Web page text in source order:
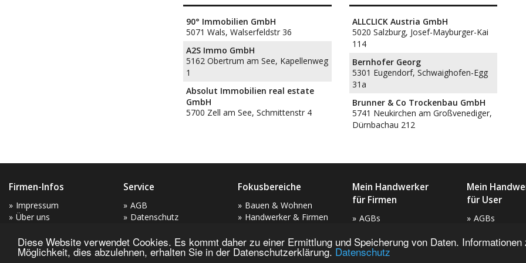
Diese Website verwendet Cookies. Es kommt daher zu einer Ermittlung und Speicherung von Daten.
Möglichkeit, dies abzulehnen, erhalten Sie in der Datenschutzerklärung. Datenschutz
90° Immobilien GmbH
5071 Wals, Walserfeldstr 36
A2S Immo GmbH
5162 Obertrum am See, Kapellenweg
1
Absolut Immobilien real estate
GmbH
5700 Zell am See, Schmittenstr 4
ALLCLICK Austria GmbH
5020 Salzburg, Josef-Mayburger-Kai
114
Bernhofer Georg
5301 Eugendorf, Schwaighofen-Egg
31a
Brunner & Co Trockenbau GmbH
5741 Neukirchen am Großvenediger,
Dürnbachau 212
Firmen-Infos
Impressum
Über uns
Jobs
Service
AGB
Datenschutz
Fokusbereiche
Bauen & Wohnen
Handwerker & Firmen
Mein Handwerker
für Firmen
AGBs
Datenschutzerklärung
Mein
für User
AGBs